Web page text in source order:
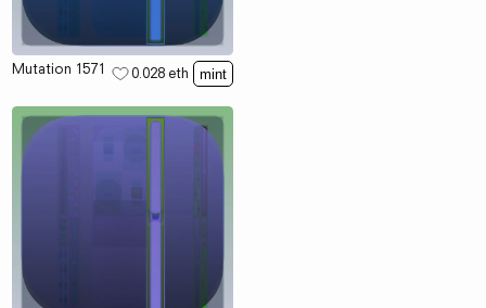
Mutation 1571 0.028 eth mint